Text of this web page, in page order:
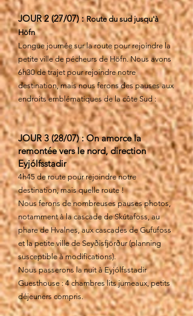
JOUR 2 (27/07) :Route du sud jusqu'à
Höfn
Longue journée sur la route pour rejoindre la
petite ville de pécheurs de Höfn. Nous avons
6h30 de trajet pour rejoindre notre
destination, mais nous ferons des pauses aux
endroits emblématiques de la côte Sud :
JOUR 3 (28/07) : On amorce la
remontée vers le nord, direction
Eyjólfsstadir
4h45 de route pour rejoindre notre
destination, mais quelle route !
Nous ferons de nombreuses pauses photos,
notamment à la cascade de Skútafoss, au
phare de Hvalnes, aux cascades de Gufufoss
et la petite ville de Seyðisfjörður (planning
susceptible à modifications).
Nous passerons la nuit à Eyjólfsstadir
Guesthouse : 4 chambres lits jumeaux, petits
déjeuners compris.